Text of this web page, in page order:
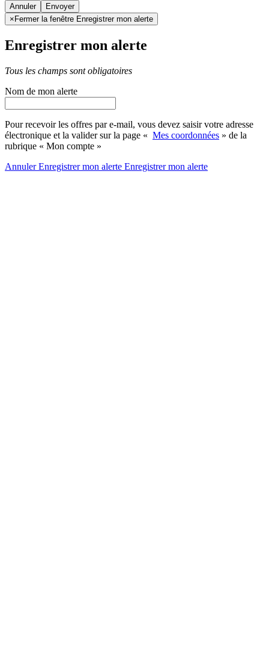
Annuler
× Fermer la fenêtre Enregistrer mon alerte
Enregistrer mon alerte
Tous les champs sont obligatoires
Nom de mon alerte
Pour recevoir les offres par e-mail, vous devez saisir votre adresse
électronique et la valider sur la page « Mes coordonnées » de la
rubrique « Mon compte »
AnnulerEnregistrer mon alerte Enregistrermon alerte